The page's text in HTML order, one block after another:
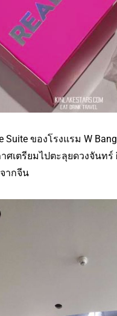
Suite ของโรงแรม W
ศเตรียมไปตะลุยดวงจันท
ากจีน